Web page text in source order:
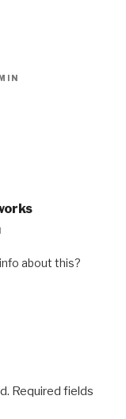
about this?
Required fields